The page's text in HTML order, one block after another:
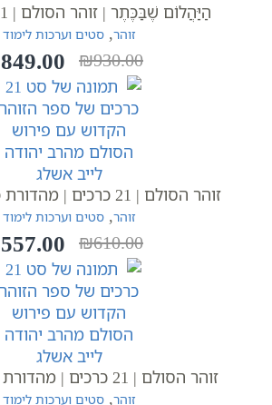
הַיַּהֲלוֹם שֶׁבַּכֶּתֶר | זוהר הסולם | 21 כר' | גדול
זוהר,סטים וערכות לימוד
₪930.00
המחיר
המקורי
היה:
₪930.00.
849.00
המחיר
הנוכחי
הוא:
₪849.00.
זוהר הסולם | 21 כרכים | מהדורת כיס (כ.קשה)
זוהר,סטים וערכות לימוד
₪610.00
המחיר
המקורי
היה:
₪610.00.
557.00
המחיר
הנוכחי
הוא:
₪557.00.
זוהר הסולם | 21 כרכים | מהדורת כיס (כ.רכה)
זוהר,סטים וערכות לימוד